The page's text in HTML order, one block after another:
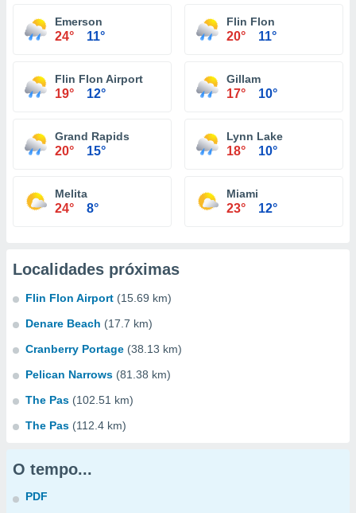
Emerson
24° 11°
Flin Flon
20° 11°
Flin Flon Airport
19° 12°
Gillam
17° 10°
Grand Rapids
20° 15°
Lynn Lake
18° 10°
Melita
24° 8°
Miami
23° 12°
Localidades próximas
Flin Flon Airport (15.69 km)
Denare Beach (17.7 km)
Cranberry Portage (38.13 km)
Pelican Narrows (81.38 km)
The Pas (102.51 km)
The Pas (112.4 km)
O tempo...
PDF